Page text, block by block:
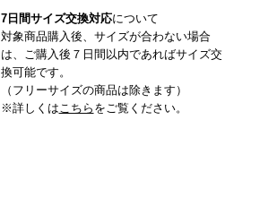
7日間サイズ交換対応について
対象商品購入後、サイズが合わない場合
は、ご購入後７日間以内であればサイズ交
換可能です。
（フリーサイズの商品は除きます）
※詳しくは こちら をご覧ください。